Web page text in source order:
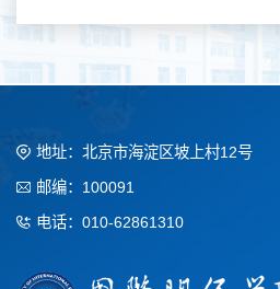
地址：北京市海淀区坡上村12号
邮编：100091
电话：010-62861310